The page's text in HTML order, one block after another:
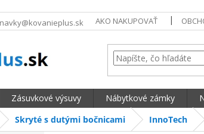
AKO NAKUPOVAŤ
Zásuvkové výsuvy Nábytkové zámky
Skryté s dutými bočnicami InnoTech